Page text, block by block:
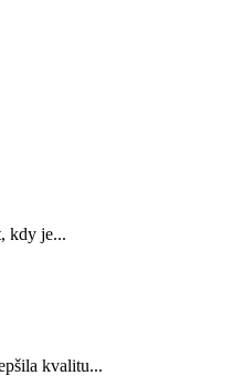
kdy je...
kvalitu...